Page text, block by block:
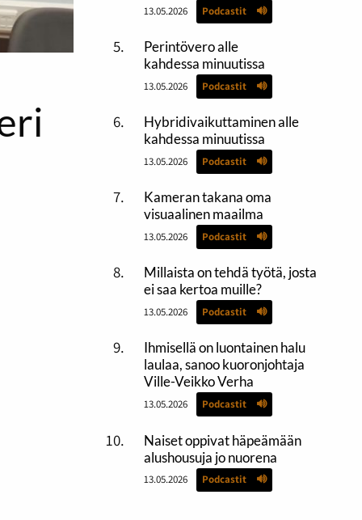
13.05.2026 Podcastit
Perintövero alle
kahdessa minuutissa
13.05.2026 Podcastit
Hybridivaikuttaminen alle
kahdessa minuutissa
13.05.2026 Podcastit
Kameran takana oma
visuaalinen maailma
13.05.2026 Podcastit
Millaista on tehdä työtä, josta
ei saa kertoa muille?
13.05.2026 Podcastit
Ihmisellä on luontainen halu
laulaa, sanoo kuoronjohtaja
Ville-Veikko Verha
13.05.2026 Podcastit
Naiset oppivat häpeämään
alushousuja jo nuorena
13.05.2026 Podcastit